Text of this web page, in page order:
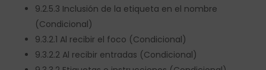
9.2.5.3 Inclusión de la etiqueta en el nombre
(Condicional)
9.3.2.1 Al recibir el foco (Condicional)
9.3.2.2 Al recibir entradas (Condicional)